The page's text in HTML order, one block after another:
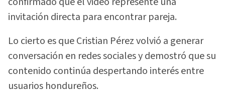
invitación directa para encontrar pareja.
Lo cierto es que Cristian Pérez volvió a generar
conversación en redes sociales y demostró que su
contenido continúa despertando interés entre
usuarios hondureños.